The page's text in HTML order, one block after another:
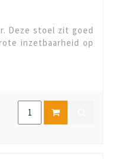
Deze stoel zit goed
inzetbaarheid op